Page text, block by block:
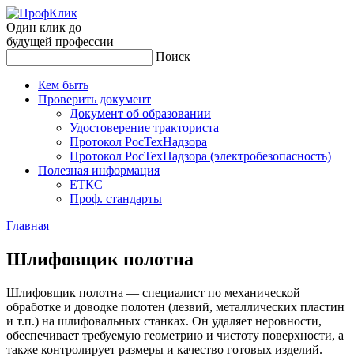
Один клик до
будущей профессии
Поиск
Кем быть
Проверить документ
Документ об образовании
Удостоверение тракториста
Протокол РосТехНадзора
Протокол РосТехНадзора (электробезопасность)
Полезная информация
ЕТКС
Проф. стандарты
Главная
Шли­фов­щик по­лот­на
Шлифовщик полотна — специалист по механической
обработке и доводке полотен (лезвий, металлических пластин
и т.п.) на шлифовальных станках. Он удаляет неровности,
обеспечивает требуемую геометрию и чистоту поверхности, а
также контролирует размеры и качество готовых изделий.